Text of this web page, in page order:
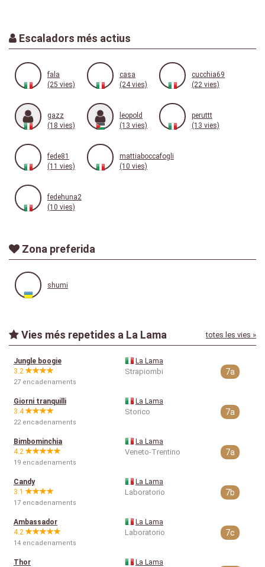
Escaladors més actius
fala
(25 vies)
casa
(24 vies)
cucchia69
(22 vies)
gazz
(18 vies)
leopold
(13 vies)
peruttt
(13 vies)
fede81
(11 vies)
mattiaboccafogli
(10 vies)
fedehuna2
(10 vies)
Zona preferida
shumi
Vies més repetides a La Lama totes les vies »
Jungle boogie
3.2
27 encadenaments
La Lama
Strapiombi 7a
Giorni tranquilli
3.4
22 encadenaments
La Lama
Storico 7a
Bimbominchia
4.2
19 encadenaments
La Lama
Veneto-Trentino 7a
Candy
3.1
17 encadenaments
La Lama
Laboratorio 7b
Ambassador
4.2
14 encadenaments
La Lama
Laboratorio 7c
Thor La Lama